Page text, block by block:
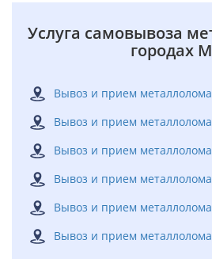
Услуга самовывоза
городах
Вывоз и прием
Вывоз и прием
Вывоз и прием
Вывоз и прием
Вывоз и прием
Вывоз и прием